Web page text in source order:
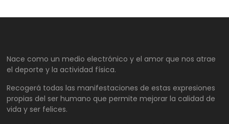
Nace como un medio electrónico y el amor que nos atrae
el deporte y la actividad física.
Recogerá todas las manifestaciones de estas expresiones
propias del ser humano que permite mejorar la calidad de
vida y ser felices.